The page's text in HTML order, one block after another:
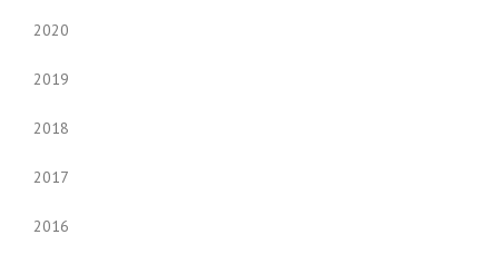
2020
2019
2018
2017
2016